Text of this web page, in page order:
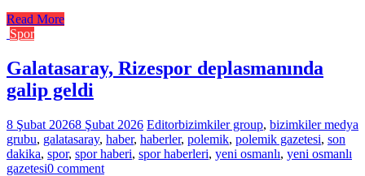
Read More
Spor
Galatasaray, Rizespor deplasmanında
galip geldi
8 Şubat 20268 Şubat 2026 Editorbizimkiler group, bizimkiler medya
grubu, galatasaray, haber, haberler, polemik, polemik gazetesi, son
dakika, spor, spor haberi, spor haberleri, yeni osmanlı, yeni osmanlı
gazetesi0 comment